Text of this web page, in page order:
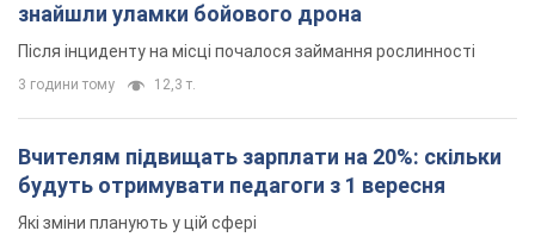
знайшли уламки бойового дрона
Після інциденту на місці почалося займання рослинності
3 години тому 12,3 т.
Вчителям підвищать зарплати на 20%: скільки
будуть отримувати педагоги з 1 вересня
Які зміни планують у цій сфері